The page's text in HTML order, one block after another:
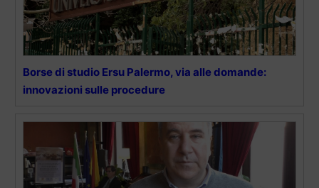
Borse di studio Ersu Palermo, via alle domande:
innovazioni sulle procedure